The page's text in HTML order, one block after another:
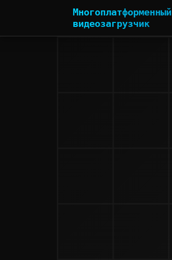
Многоплатформенный
видеозагрузчик